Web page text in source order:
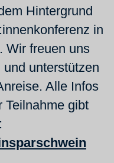
Hintergrund
in
Wir freuen uns
unterstützen
Alle Infos
Teilnahme gibt